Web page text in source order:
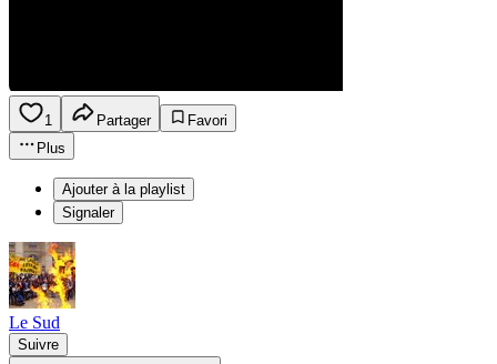
1 Partager
Favori
Plus
Ajouter à la playlist
Signaler
Le Sud
Suivre